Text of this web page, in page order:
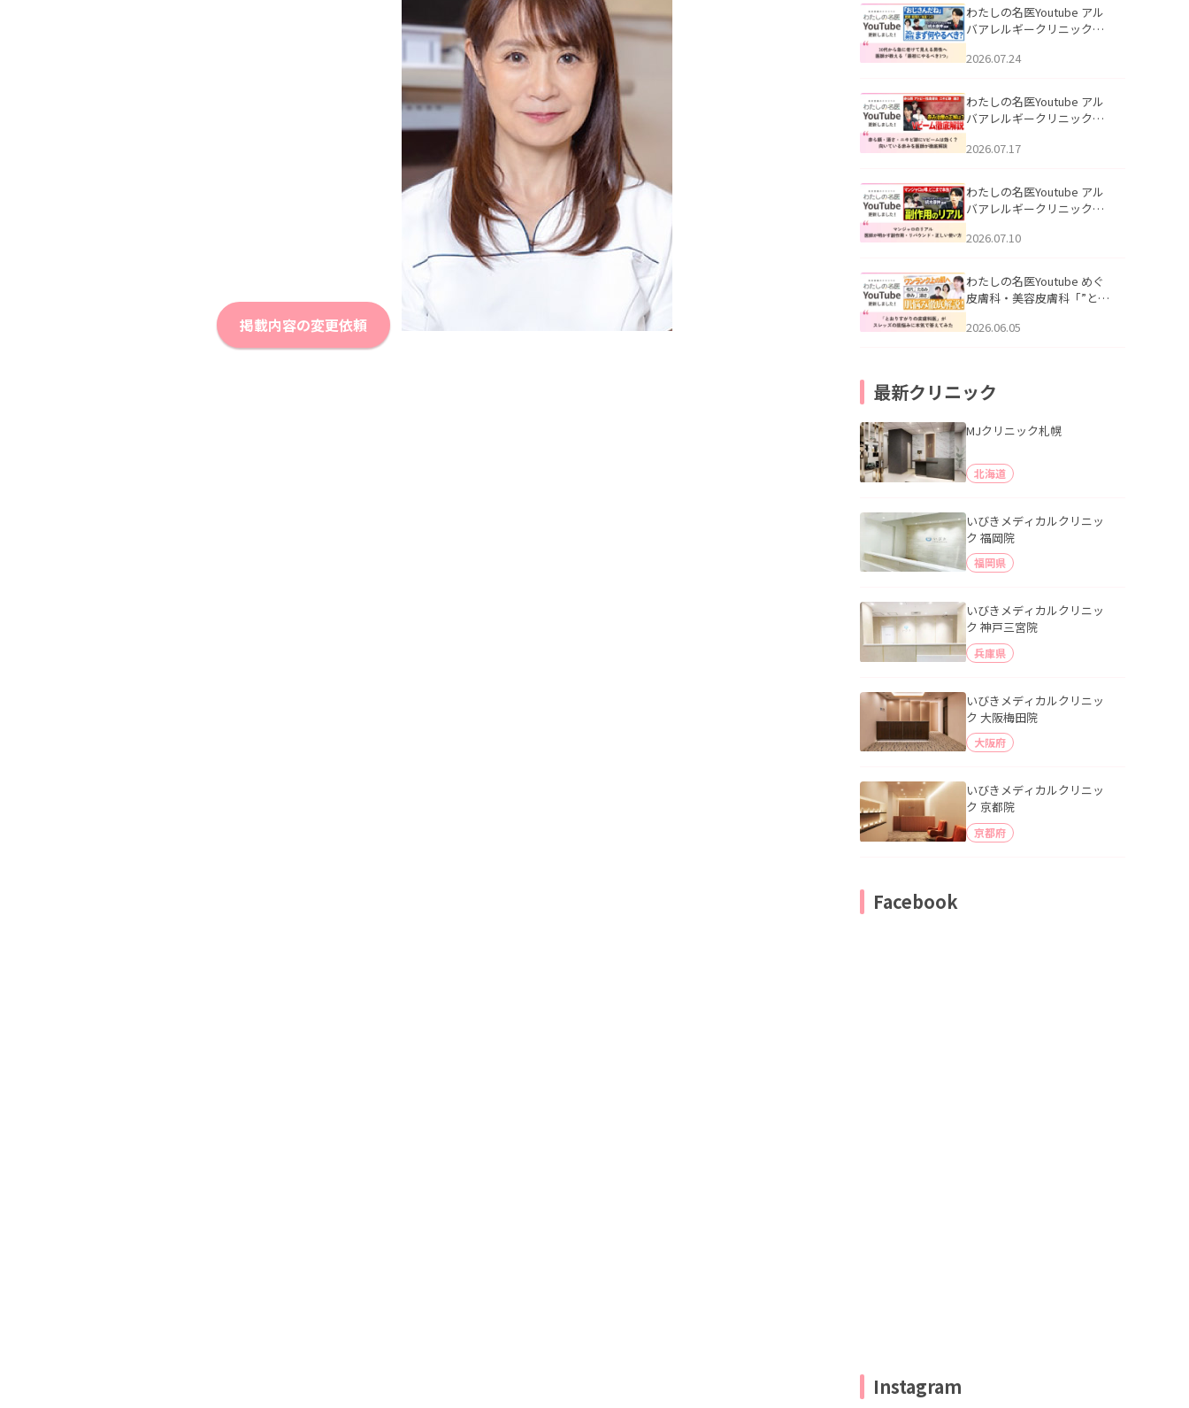
掲載内容の変更依頼
説」を公開いたしました。
わたしの名医Youtube アル
バアレルギークリニック札
える男性へ｜医師が教える
公開いたしました。
2026.07.24
わたしの名医Youtube アル
バアレルギークリニック札
跡にVビームは効く？向いて
説」を公開いたしました。
2026.07.17
わたしの名医Youtube アル
バアレルギークリニック札
医師が明かす副作用・リバ
公開いたしました。
2026.07.10
わたしの名医Youtube めぐ
皮膚科・美容皮膚科「”とお
ッズの肌悩みに本気で答え
2026.06.05
最新クリニック
MJクリニック札幌
北海道
いびきメディカルクリニッ
ク 福岡院
福岡県
いびきメディカルクリニッ
ク 神戸三宮院
兵庫県
いびきメディカルクリニッ
ク 大阪梅田院
大阪府
いびきメディカルクリニッ
ク 京都院
京都府
Facebook
Instagram